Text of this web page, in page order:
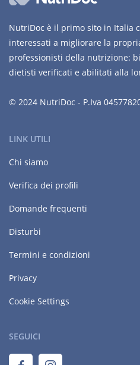
NutriDoc è il primo sito in Italia
interessati a migliorare la
professionisti della nutrizione:
dietisti verificati e abilitati alla
© 2024 NutriDoc - P.Iva
LINK UTILI
Chi siamo
Verifica dei profili
Domande frequenti
Disturbi
Termini e condizioni
Privacy
Cookie Settings
SEGUICI